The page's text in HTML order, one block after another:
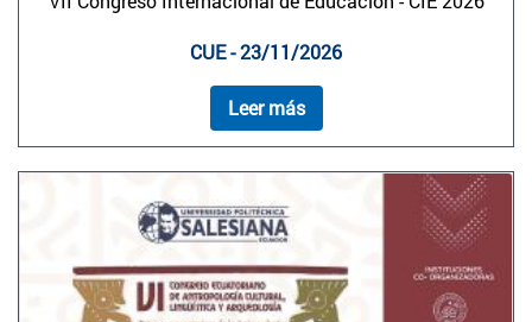
CUE - 23/11/2026
Leer más